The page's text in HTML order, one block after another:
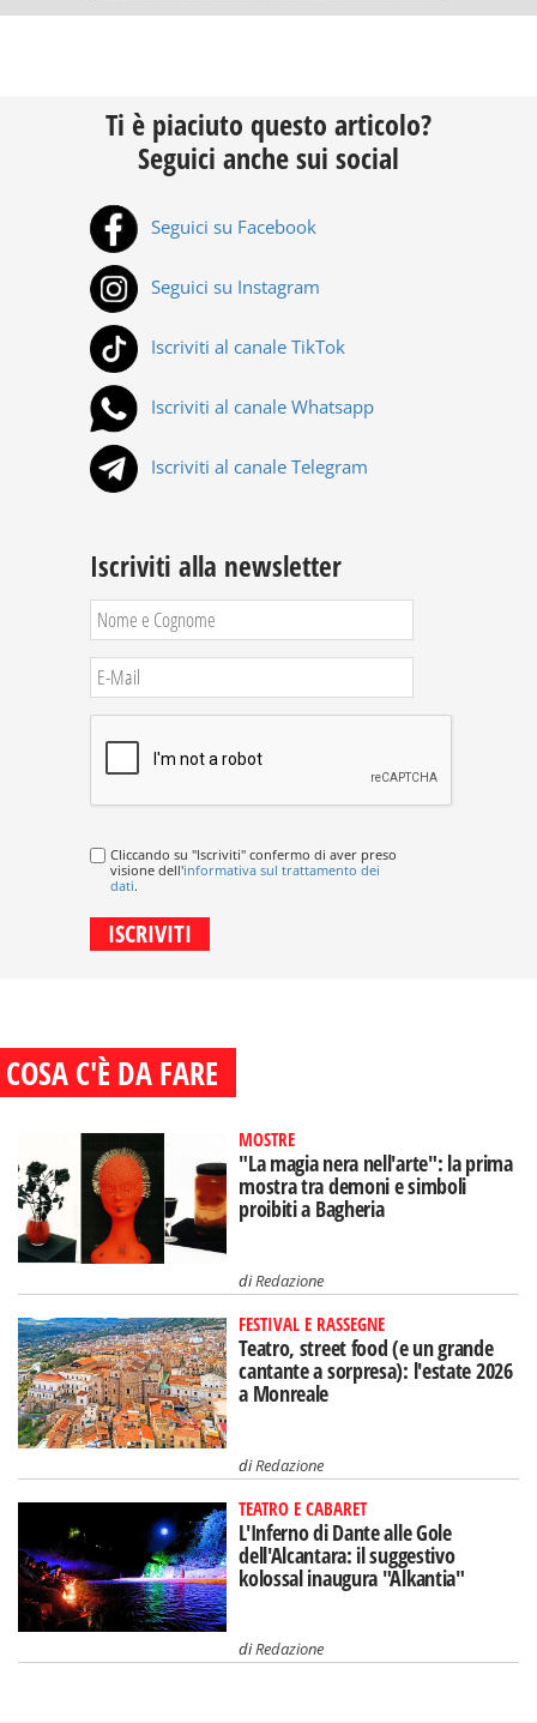
Ti è piaciuto questo articolo?
Seguici anche sui social
Seguici su Facebook
Seguici su Instagram
Iscriviti al canale TikTok
Iscriviti al canale Whatsapp
Iscriviti al canale Telegram
Iscriviti alla newsletter
Cliccando su "Iscriviti" confermo di aver preso
visione dell'informativa sul trattamento dei
dati.
COSA C'È DA FARE
MOSTRE
"La magia nera nell'arte": la prima
mostra tra demoni e simboli
proibiti a Bagheria
diRedazione
FESTIVAL E RASSEGNE
Teatro, street food (e un grande
cantante a sorpresa): l'estate 2026
a Monreale
diRedazione
TEATRO E CABARET
L'Inferno di Dante alle Gole
dell'Alcantara: il suggestivo
kolossal inaugura "Alkantia"
diRedazione